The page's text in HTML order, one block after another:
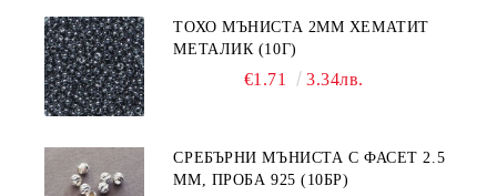
ТОХО МЪНИСТА 2ММ ХЕМАТИТ
МЕТАЛИК (10Г)
€1.71 3.34лв.
СРЕБЪРНИ МЪНИСТА С ФАСЕТ 2.5
ММ, ПРОБА 925 (10БР)